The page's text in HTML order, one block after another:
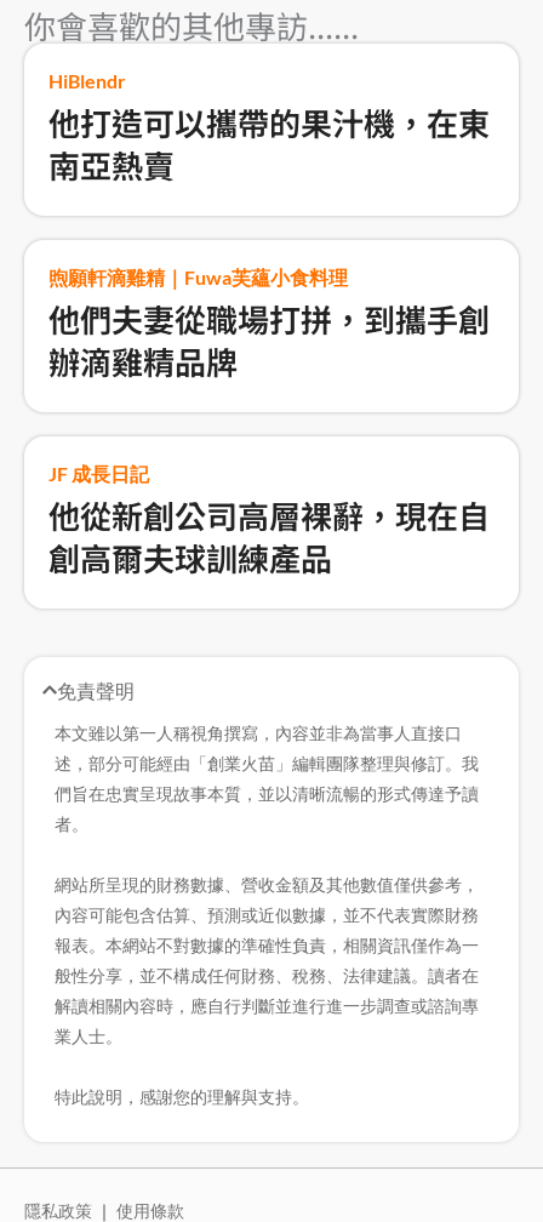
你會喜歡的其他專訪......
HiBlendr
他打造可以攜帶的果汁機，在東
南亞熱賣
煦願軒滴雞精｜Fuwa芙蘊小食料理
他們夫妻從職場打拼，到攜手創
辦滴雞精品牌
JF 成長日記
他從新創公司高層裸辭，現在自
創高爾夫球訓練產品
免責聲明
本文雖以第一人稱視角撰寫，內容並非為當事人直接口
述，部分可能經由「創業火苗」編輯團隊整理與修訂。我
們旨在忠實呈現故事本質，並以清晰流暢的形式傳達予讀
者。
網站所呈現的財務數據、營收金額及其他數值僅供參考，
內容可能包含估算、預測或近似數據，並不代表實際財務
報表。本網站不對數據的準確性負責，相關資訊僅作為一
般性分享，並不構成任何財務、稅務、法律建議。讀者在
解讀相關內容時，應自行判斷並進行進一步調查或諮詢專
業人士。
特此說明，感謝您的理解與支持。
隱私政策 ｜ 使用條款